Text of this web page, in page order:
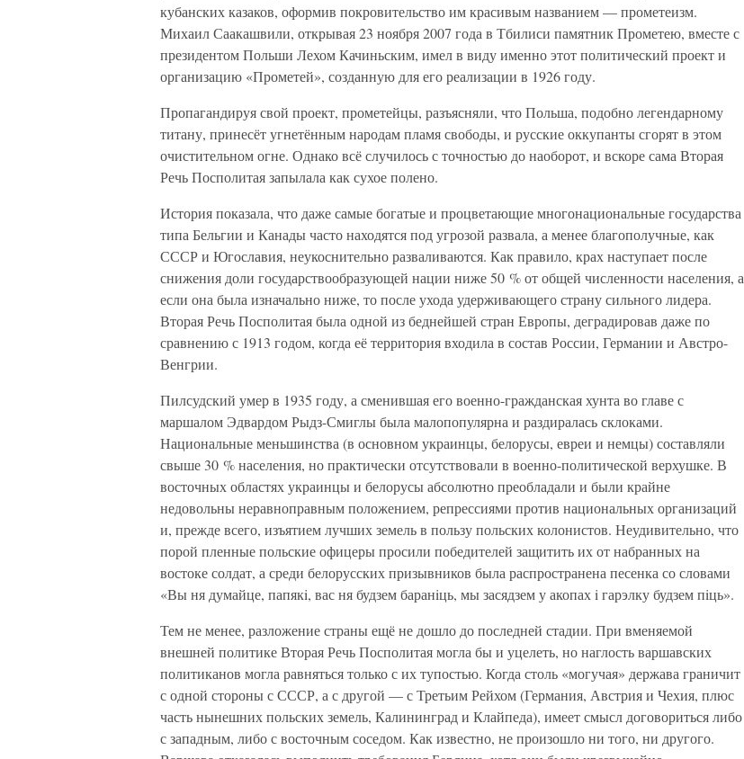
кубанских казаков, оформив покровительство им красивым названием — прометеизм.
Михаил Саакашвили, открывая 23 ноября 2007 года в Тбилиси памятник Прометею, вместе с
президентом Польши Лехом Качиньским, имел в виду именно этот политический проект и
организацию «Прометей», созданную для его реализации в 1926 году.
Пропагандируя свой проект, прометейцы, разъясняли, что Польша, подобно легендарному
титану, принесёт угнетённым народам пламя свободы, и русские оккупанты сгорят в этом
очистительном огне. Однако всё случилось с точностью до наоборот, и вскоре сама Вторая
Речь Посполитая запылала как сухое полено.
История показала, что даже самые богатые и процветающие многонациональные государства
типа Бельгии и Канады часто находятся под угрозой развала, а менее благополучные, как
СССР и Югославия, неукоснительно разваливаются. Как правило, крах наступает после
снижения доли государствообразующей нации ниже 50 % от общей численности населения, а
если она была изначально ниже, то после ухода удерживающего страну сильного лидера.
Вторая Речь Посполитая была одной из беднейшей стран Европы, деградировав даже по
сравнению с 1913 годом, когда её территория входила в состав России, Германии и Австро-
Венгрии.
Пилсудский умер в 1935 году, а сменившая его военно-гражданская хунта во главе с
маршалом Эдвардом Рыдз-Смиглы была малопопулярна и раздиралась склоками.
Национальные меньшинства (в основном украинцы, белорусы, евреи и немцы) составляли
свыше 30 % населения, но практически отсутствовали в военно-политической верхушке. В
восточных областях украинцы и белорусы абсолютно преобладали и были крайне
недовольны неравноправным положением, репрессиями против национальных организаций
и, прежде всего, изъятием лучших земель в пользу польских колонистов. Неудивительно, что
порой пленные польские офицеры просили победителей защитить их от набранных на
востоке солдат, а среди белорусских призывников была распространена песенка со словами
«Вы ня думайце, папякi, вас ня будзем баранiць, мы засядзем у акопах i гарэлку будзем пiць».
Тем не менее, разложение страны ещё не дошло до последней стадии. При вменяемой
внешней политике Вторая Речь Посполитая могла бы и уцелеть, но наглость варшавских
политиканов могла равняться только с их тупостью. Когда столь «могучая» держава граничит
с одной стороны с СССР, а с другой — с Третьим Рейхом (Германия, Австрия и Чехия, плюс
часть нынешних польских земель, Калининград и Клайпеда), имеет смысл договориться либо
с западным, либо с восточным соседом. Как известно, не произошло ни того, ни другого.